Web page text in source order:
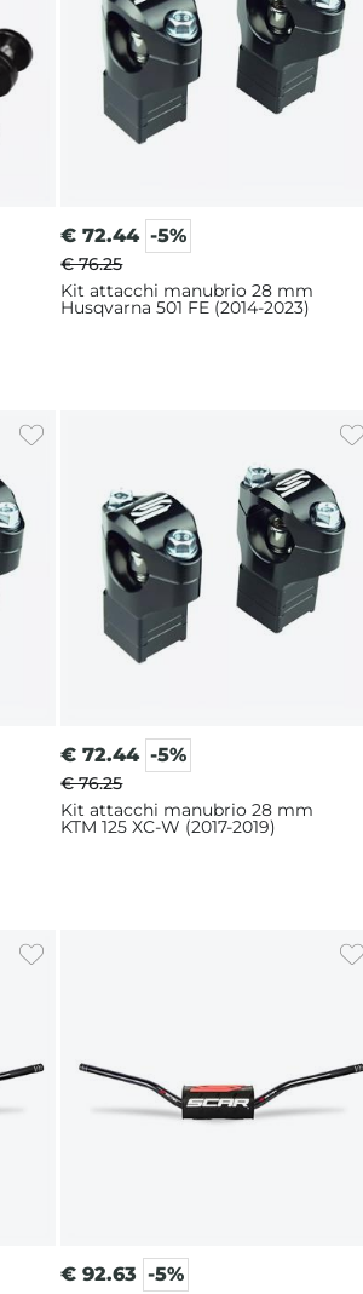
€ 72.44 -5%
€ 76.25
Kit attacchi manubrio 28 mm
Husqvarna 501 FE (2014-2023)
€ 72.44 -5%
€ 76.25
Kit attacchi manubrio 28 mm
KTM 125 XC-W (2017-2019)
€ 92.63 -5%